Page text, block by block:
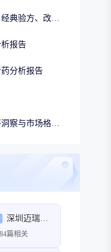
数据透视：中药创新药、经典验方、改良型新药、同名同方的申报、获批、销售情况
报告
分析报告
解码护肤抗衰：消费偏好洞察与市场格局分析
深圳迈瑞生物医疗电子股份有限公司
篇相关